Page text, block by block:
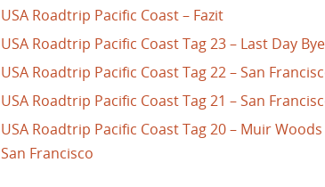
USA Roadtrip Pacific Coast – Fazit
USA Roadtrip Pacific Coast Tag 23 – Last Day
USA Roadtrip Pacific Coast Tag 22 – San
USA Roadtrip Pacific Coast Tag 21 – San
USA Roadtrip Pacific Coast Tag 20 – Muir
San Francisco